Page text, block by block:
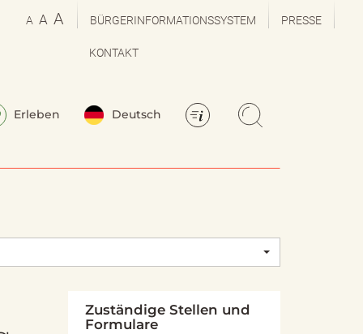
A A A BÜRGERINFORMATIONSSYSTEM PRESSE
KONTAKT
Erleben Deutsch
Zuständige Stellen und
Formulare